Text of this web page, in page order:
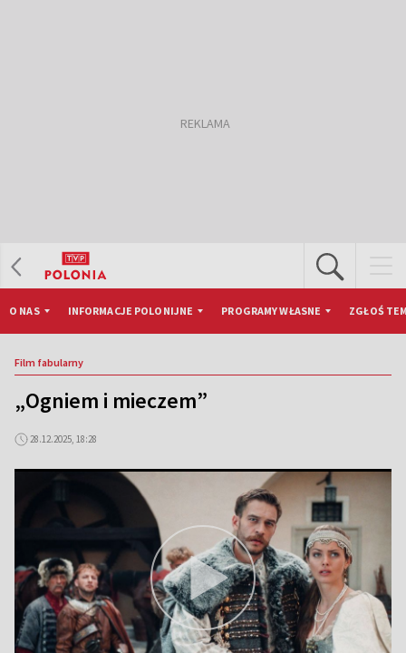
O NAS INFORMACJE POLONIJNE PROGRAMY WŁASNE ZGŁOŚ
Film fabularny
„Ogniem i mieczem”
28.12.2025, 18:28